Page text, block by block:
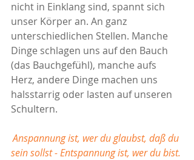
nicht in Einklang sind, spannt sich
unser Körper an. An ganz
unterschiedlichen Stellen. Manche
Dinge schlagen uns auf den Bauch
(das Bauchgefühl), manche aufs
Herz, andere Dinge machen uns
halsstarrig oder lasten auf unseren
Schultern.
Anspannung ist, wer du glaubst, daß du
sein sollst - Entspannung ist, wer du bist.